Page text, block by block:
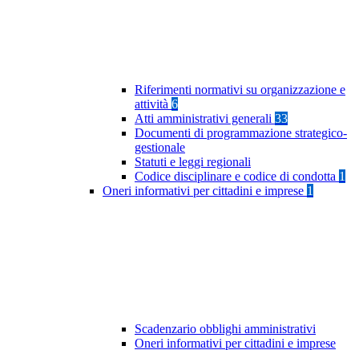
Riferimenti normativi su organizzazione e
attività 6
Atti amministrativi generali 33
Documenti di programmazione strategico-
gestionale
Statuti e leggi regionali
Codice disciplinare e codice di condotta 1
Oneri informativi per cittadini e imprese 1
Scadenzario obblighi amministrativi
Oneri informativi per cittadini e imprese